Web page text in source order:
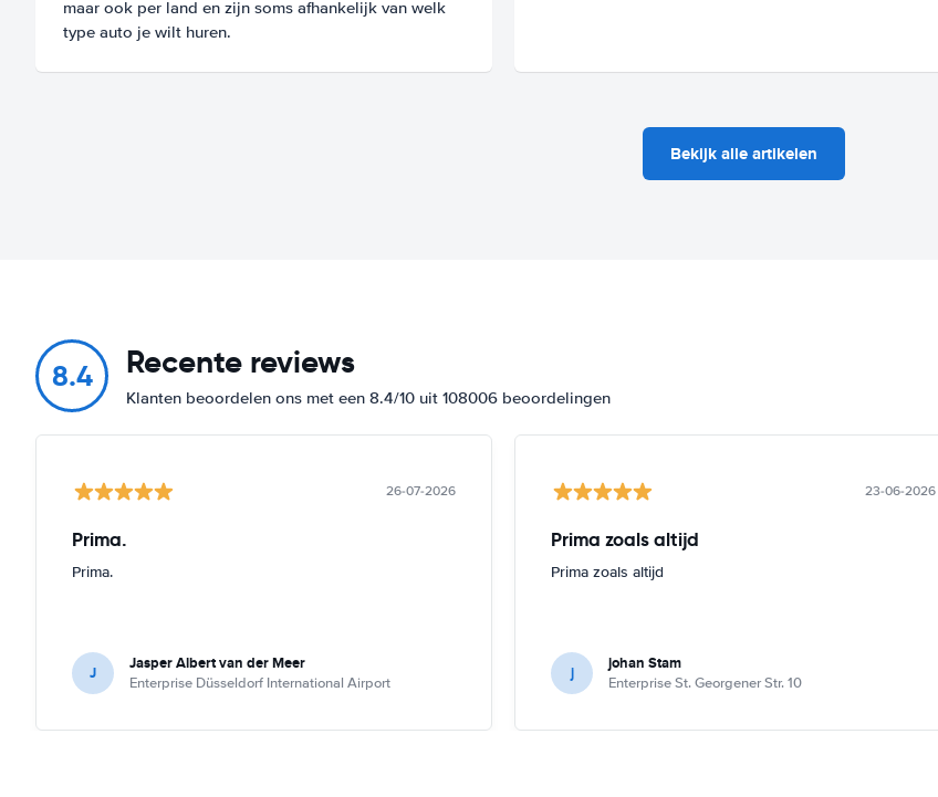
maar ook per land en zijn soms afhankelijk van welk
type auto je wilt huren.
Bekijk alle artikelen
8.4 Recente reviews
Klanten beoordelen ons met een 8.4/10 uit 108006 beoordelingen
26-07-2026
Prima.
Prima.
J Jasper Albert van der Meer
Enterprise Düsseldorf International Airport
23-06-2026
Prima zoals altijd
Prima zoals altijd
j johan Stam
Enterprise St. Georgener Str. 10